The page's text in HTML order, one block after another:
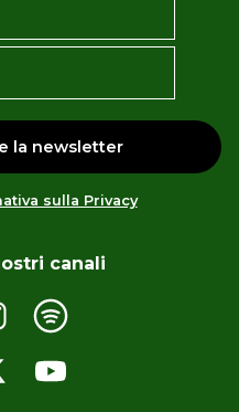
la newsletter
sulla Privacy
canali